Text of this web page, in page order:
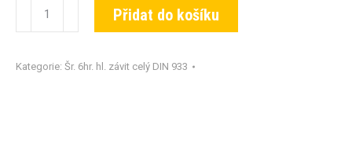
MS-
Přidat do košíku
Kategorie: Šr. 6hr. hl. závit celý DIN 933